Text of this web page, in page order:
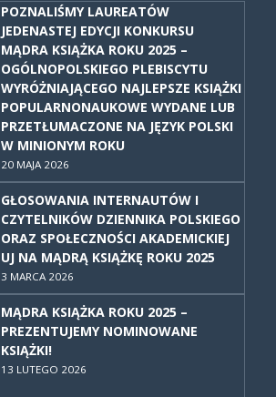
POZNALIŚMY LAUREATÓW
JEDENASTEJ EDYCJI KONKURSU
MĄDRA KSIĄŻKA ROKU 2025 –
OGÓLNOPOLSKIEGO PLEBISCYTU
WYRÓŻNIAJĄCEGO NAJLEPSZE KSIĄŻKI
POPULARNONAUKOWE WYDANE LUB
PRZETŁUMACZONE NA JĘZYK POLSKI
W MINIONYM ROKU
20 MAJA 2026
GŁOSOWANIA INTERNAUTÓW I
CZYTELNIKÓW DZIENNIKA POLSKIEGO
ORAZ SPOŁECZNOŚCI AKADEMICKIEJ
UJ NA MĄDRĄ KSIĄŻKĘ ROKU 2025
3 MARCA 2026
MĄDRA KSIĄŻKA ROKU 2025 –
PREZENTUJEMY NOMINOWANE
KSIĄŻKI!
13 LUTEGO 2026